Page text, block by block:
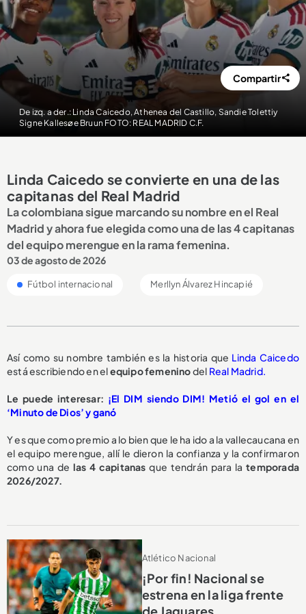
De izq. a der.: Linda Caicedo, Athenea del Castillo, Sandie Tolettiy
Signe Kallesøe Bruun FOTO: REAL MADRID C.F.
Compartir
Linda Caicedo se convierte en una de las
capitanas del Real Madrid
La colombiana sigue marcando su nombre en el Real
Madrid y ahora fue elegida como una de las 4 capitanas
del equipo merengue en la rama femenina.
03 de agosto de 2026
Fútbol internacional Merllyn Álvarez Hincapié
Así como su nombre también es la historia que Linda Caicedo
está escribiendo en elequipo femeninodel Real Madrid.
Le puede interesar: ¡El DIM siendo DIM! Metió el gol en el
‘Minuto de Dios’ y ganó
Y es que como premio a lo bien que le ha ido a la vallecaucana en
el equipo merengue, allí le dieron la confianza y la confirmaron
como una de las 4 capitanasque tendrán para latemporada
2026/2027.
Atlético Nacional
¡Por fin! Nacional se
estrena en la liga frente